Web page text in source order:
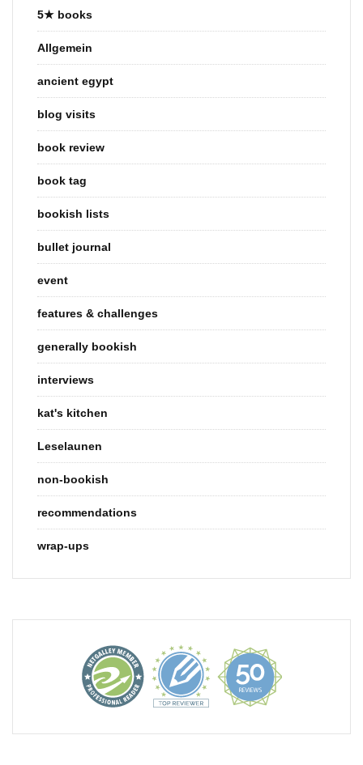
5★ books
Allgemein
ancient egypt
blog visits
book review
book tag
bookish lists
bullet journal
event
features & challenges
generally bookish
interviews
kat's kitchen
Leselaunen
non-bookish
recommendations
wrap-ups